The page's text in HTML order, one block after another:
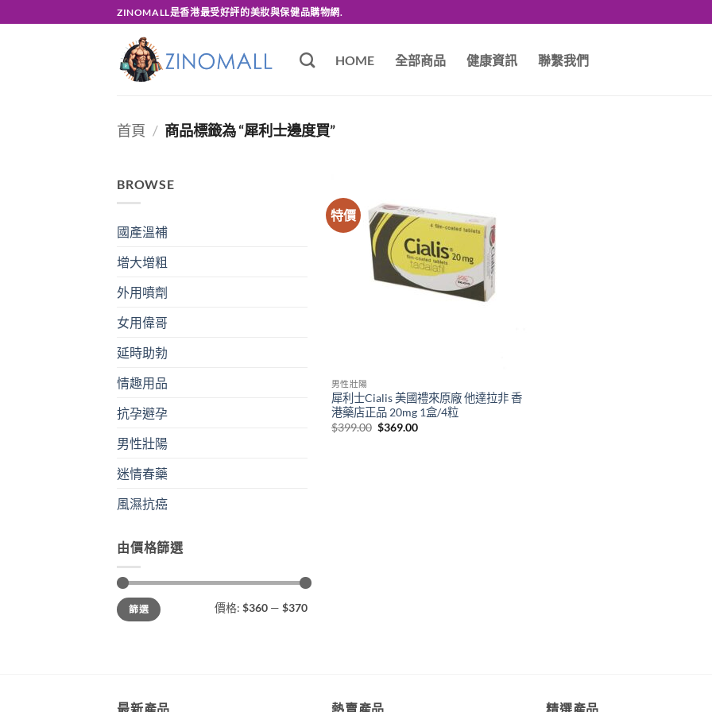
to
ZINOMALL是香港最受好評的美妝與保健品購物網.
HOME 全部商品 健康資訊 聯繫我們
首頁 / 商品標籤為 “犀利士邊度買”
BROWSE
國產溫補
增大增粗
外用噴劑
女用偉哥
延時助勃
情趣用品
抗孕避孕
男性壯陽
迷情春藥
風濕抗癌
由價格篩選
最
低
價
最
高
價
篩選 價格: $360 — $370
特價
男性壯陽
犀利士Cialis 美國禮來原廠 他達拉非 香
港藥店正品 20mg 1盒/4粒
$399.00 Original
$369.00Current
最新產品 熱賣產品 精選產品